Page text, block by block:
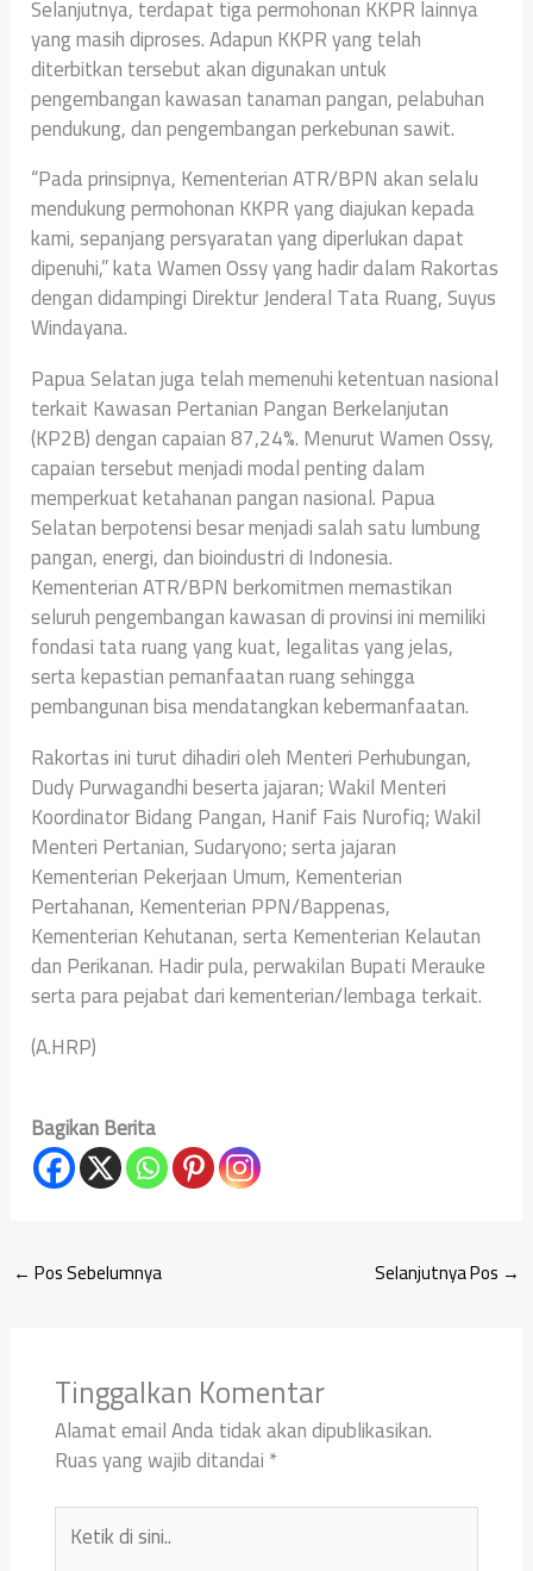
Selanjutnya, terdapat tiga permohonan KKPR lainnya
yang masih diproses. Adapun KKPR yang telah
diterbitkan tersebut akan digunakan untuk
pengembangan kawasan tanaman pangan, pelabuhan
pendukung, dan pengembangan perkebunan sawit.
“Pada prinsipnya, Kementerian ATR/BPN akan selalu
mendukung permohonan KKPR yang diajukan kepada
kami, sepanjang persyaratan yang diperlukan dapat
dipenuhi,” kata Wamen Ossy yang hadir dalam Rakortas
dengan didampingi Direktur Jenderal Tata Ruang, Suyus
Windayana.
Papua Selatan juga telah memenuhi ketentuan nasional
terkait Kawasan Pertanian Pangan Berkelanjutan
(KP2B) dengan capaian 87,24%. Menurut Wamen Ossy,
capaian tersebut menjadi modal penting dalam
memperkuat ketahanan pangan nasional. Papua
Selatan berpotensi besar menjadi salah satu lumbung
pangan, energi, dan bioindustri di Indonesia.
Kementerian ATR/BPN berkomitmen memastikan
seluruh pengembangan kawasan di provinsi ini memiliki
fondasi tata ruang yang kuat, legalitas yang jelas,
serta kepastian pemanfaatan ruang sehingga
pembangunan bisa mendatangkan kebermanfaatan.
Rakortas ini turut dihadiri oleh Menteri Perhubungan,
Dudy Purwagandhi beserta jajaran; Wakil Menteri
Koordinator Bidang Pangan, Hanif Fais Nurofiq; Wakil
Menteri Pertanian, Sudaryono; serta jajaran
Kementerian Pekerjaan Umum, Kementerian
Pertahanan, Kementerian PPN/Bappenas,
Kementerian Kehutanan, serta Kementerian Kelautan
dan Perikanan. Hadir pula, perwakilan Bupati Merauke
serta para pejabat dari kementerian/lembaga terkait.
(A.HRP)
Bagikan Berita
← Pos Sebelumnya Selanjutnya Pos →
Tinggalkan Komentar
Alamat email Anda tidak akan dipublikasikan.
Ruas yang wajib ditandai*
Ketik